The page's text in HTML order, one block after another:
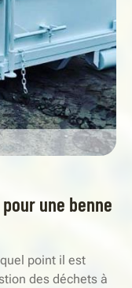
une benne
point il est
des déchets à